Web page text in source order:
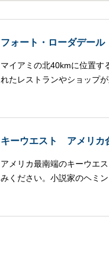
フォート・ローダデー
マイアミの北40kmに位置す
れたレストランやショップ
キーウエスト アメリカ
アメリカ最南端のキーウエ
みください。小説家のヘミ